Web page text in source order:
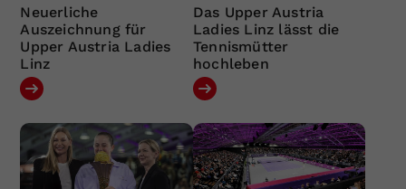
Neuerliche
Auszeichnung für
Upper Austria Ladies
Linz
Das Upper Austria
Ladies Linz lässt die
Tennismütter
hochleben